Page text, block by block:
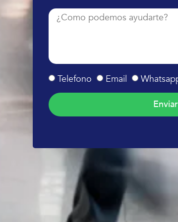
Telefono Email
Enviar